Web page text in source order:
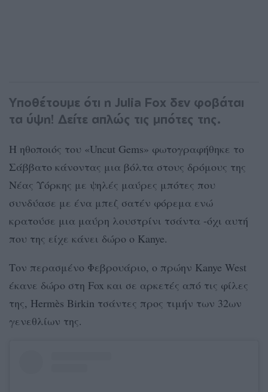
Υποθέτουμε ότι η Julia Fox δεν φοβάται
τα ύψη! Δείτε απλώς τις μπότες της.
Η ηθοποιός του «Uncut Gems» φωτογραφήθηκε το
Σάββατο κάνοντας μια βόλτα στους δρόμους της
Νέας Υόρκης με ψηλές μαύρες μπότες που
συνδύασε με ένα μπεζ σατέν φόρεμα ενώ
κρατούσε μια μαύρη λουστρίνι τσάντα -όχι αυτή
που της είχε κάνει δώρο ο Kanye.
Τον περασμένο Φεβρουάριο, ο πρώην Kanye West
έκανε δώρο στη Fox και σε αρκετές από τις φίλες
της, Hermès Birkin τσάντες προς τιμήν των 32ων
γενεθλίων της.